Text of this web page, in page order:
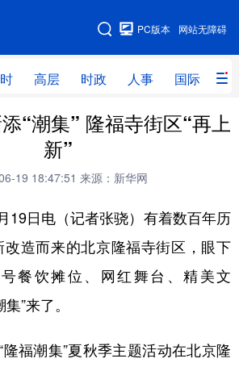
网站无障碍
PC版本
高层 时政 人事 国际 财
网站地图
高层 时政 人事
全球连线
科创 量子 体育
书画 健康 军事
人居 信息化 数字经济
“潮集” 隆福寺街区“再上
新”
19 18:47:51 来源：新华网
日电（记者张骁）有着数百年历
改造而来的北京隆福寺街区，眼下
餐饮摊位、网红舞台、精美文
”来了。
福潮集”夏秋季主题活动在北京隆